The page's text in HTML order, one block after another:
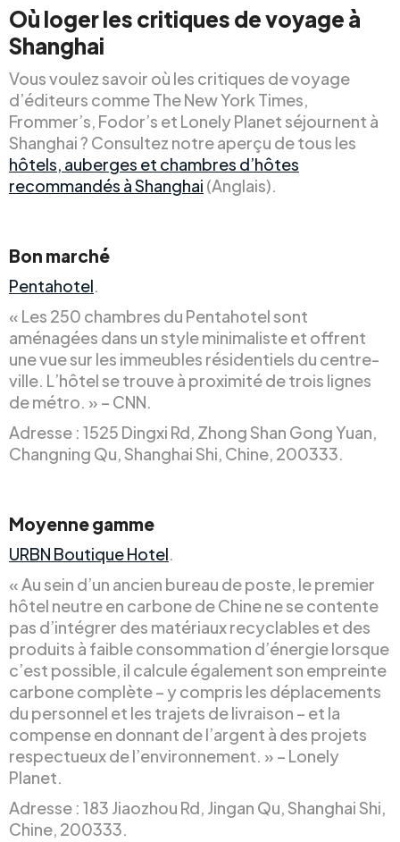
Où loger les critiques de voyage à
Shanghai
Vous voulez savoir où les critiques de voyage
d’éditeurs comme The New York Times,
Frommer’s, Fodor’s et Lonely Planet séjournent à
Shanghai ? Consultez notre aperçu de tous les
hôtels, auberges et chambres d’hôtes
recommandés à Shanghai (Anglais).
Bon marché
Pentahotel.
« Les 250 chambres du Pentahotel sont
aménagées dans un style minimaliste et offrent
une vue sur les immeubles résidentiels du centre-
ville. L’hôtel se trouve à proximité de trois lignes
de métro. » – CNN.
Adresse : 1525 Dingxi Rd, Zhong Shan Gong Yuan,
Changning Qu, Shanghai Shi, Chine, 200333.
Moyenne gamme
URBN Boutique Hotel.
« Au sein d’un ancien bureau de poste, le premier
hôtel neutre en carbone de Chine ne se contente
pas d’intégrer des matériaux recyclables et des
produits à faible consommation d’énergie lorsque
c’est possible, il calcule également son empreinte
carbone complète – y compris les déplacements
du personnel et les trajets de livraison – et la
compense en donnant de l’argent à des projets
respectueux de l’environnement. » – Lonely
Planet.
Adresse : 183 Jiaozhou Rd, Jingan Qu, Shanghai Shi,
Chine, 200333.